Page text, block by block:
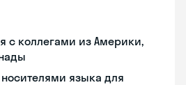
с коллегами из Америки,
носителями языка для